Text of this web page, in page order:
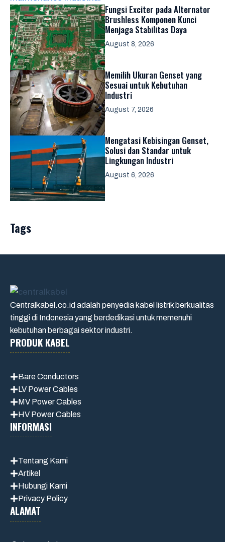
Fungsi Exciter pada Alternator
Brushless Komponen Kunci
Menjaga Stabilitas Daya
August 8, 2026
Memilih Ukuran Genset yang
Sesuai untuk Kebutuhan
Industri
August 7, 2026
Mengatasi Kebisingan Genset,
Solusi dan Standar untuk
Lingkungan Industri
August 6, 2026
Tags
Centralkabel.co.id adalah penyedia kabel listrik berkualitas
tinggi di Indonesia yang berdedikasi untuk memenuhi
kebutuhan berbagai sektor industri.
PRODUK KABEL
Bare Conductors
LV Power Cables
MV Power Cables
HV Power Cables
INFORMASI
Tentang Kami
Artikel
Hubungi Kami
Privacy Policy
ALAMAT